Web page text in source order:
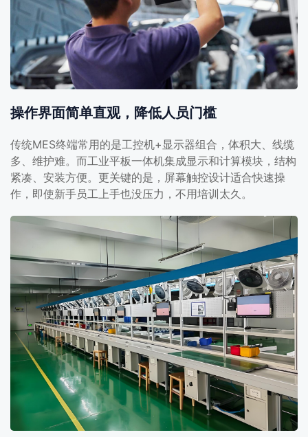
操作界面简单直观，降低人员门槛
传统MES终端常用的是工控机+显示器组合，体积大、线缆
多、维护难。而工业平板一体机集成显示和计算模块，结构
紧凑、安装方便。更关键的是，屏幕触控设计适合快速操
作，即使新手员工上手也没压力，不用培训太久。